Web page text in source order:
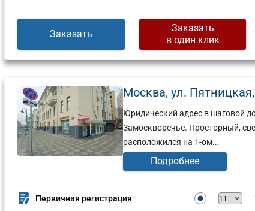
Заказать
Заказать
в один клик
Москва, ул.
Юридический адрес в шаговой
Замоскворечье. Просторный,
расположился на 1-ом...
Подробнее
Первичная регистрация